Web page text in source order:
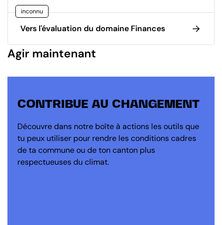
inconnu
Vers l'évaluation du domaine Finances
Agir maintenant
CONTRIBUE AU CHANGEMENT
Découvre dans notre boîte à actions les outils que
tu peux utiliser pour rendre les conditions cadres
de ta commune ou de ton canton plus
respectueuses du climat.